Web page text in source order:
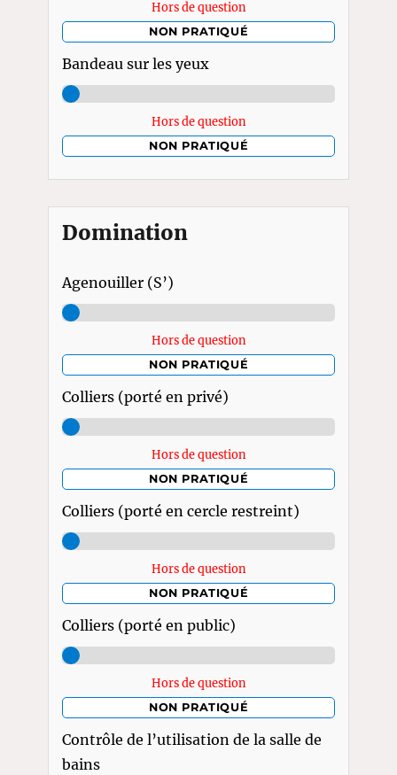
Hors de question
NON PRATIQUÉ
Bandeau sur les yeux
Hors de question
NON PRATIQUÉ
Domination
Agenouiller (S’)
Hors de question
NON PRATIQUÉ
Colliers (porté en privé)
Hors de question
NON PRATIQUÉ
Colliers (porté en cercle restreint)
Hors de question
NON PRATIQUÉ
Colliers (porté en public)
Hors de question
NON PRATIQUÉ
Contrôle de l’utilisation de la salle de
bains